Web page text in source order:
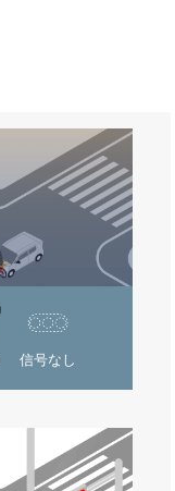
信号なし